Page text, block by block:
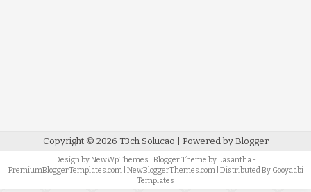
Copyright © 2026 T3ch Solucao | Powered by Blogger
Design byNewWpThemes | Blogger Theme byLasantha -
PremiumBloggerTemplates.com| NewBloggerThemes.com| Distributed By Gooyaabi
Templates